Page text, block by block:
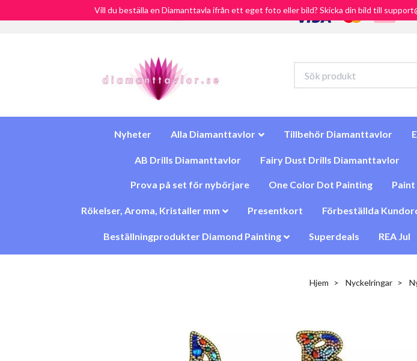
Vill du beställa en Diamanttavla ifrån ett eget foto eller bild? Skicka din bild till
Fri Frakt över 900:- SEK
Nyheter Alla Diamanttavlor Tillbehör Diamanttavlor
AB Drills Diamanttavlor Fairy Dust Drills Diamanttavlor
Prova på set för nybörjare One Color Dot Painting
Rökelser, Aroma, Kristaller mm Presentkort Förbeställda
Beställningprodukter Diamond Painting Superdeals REA Jul
Hjem Nyckelringar